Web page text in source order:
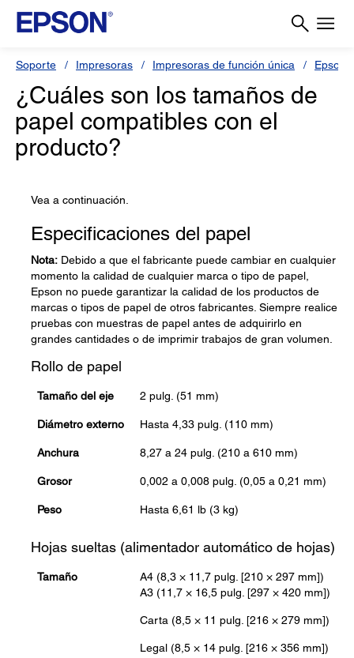
Soporte Impresoras Impresoras de función única Epson
¿Cuáles son los tamaños de
papel compatibles con el
producto?
Vea a continuación.
Especificaciones del papel
Nota: Debido a que el fabricante puede cambiar en cualquier
momento la calidad de cualquier marca o tipo de papel,
Epson no puede garantizar la calidad de los productos de
marcas o tipos de papel de otros fabricantes. Siempre realice
pruebas con muestras de papel antes de adquirirlo en
grandes cantidades o de imprimir trabajos de gran volumen.
Rollo de papel
Tamaño del eje 2 pulg. (51 mm)
Diámetro externo Hasta 4,33 pulg. (110 mm)
Anchura 8,27 a 24 pulg. (210 a 610 mm)
Grosor 0,002 a 0,008 pulg. (0,05 a 0,21 mm)
Peso Hasta 6,61 lb (3 kg)
Hojas sueltas (alimentador automático de hojas)
Tamaño
A4 (8,3 × 11,7 pulg. [210 × 297 mm])
A3 (11,7 × 16,5 pulg. [297 × 420 mm])
Carta (8,5 × 11 pulg. [216 × 279 mm])
Legal (8,5 × 14 pulg. [216 × 356 mm])